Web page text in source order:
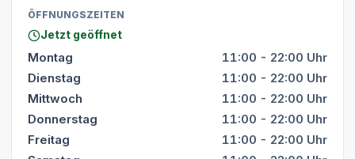
ÖFFNUNGSZEITEN
Jetzt geöffnet
Montag
11:00 - 22:00 Uhr
Dienstag
11:00 - 22:00 Uhr
Mittwoch
11:00 - 22:00 Uhr
Donnerstag
11:00 - 22:00 Uhr
Freitag
11:00 - 22:00 Uhr